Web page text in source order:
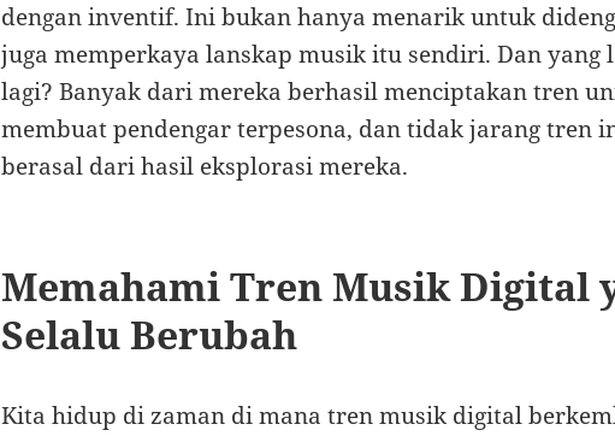
dengan inventif. Ini bukan hanya menarik untuk
juga memperkaya lanskap musik itu sendiri. Dan yang
lagi? Banyak dari mereka berhasil menciptakan tren
membuat pendengar terpesona, dan tidak jarang tren
berasal dari hasil eksplorasi mereka.
Memahami Tren Musik Digital
Selalu Berubah
Kita hidup di zaman di mana tren musik digital